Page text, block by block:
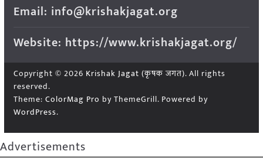
Email: info@krishakjagat.org
Website: https://www.krishakjagat.org/
Copyright © 2026 Krishak Jagat (कृषक जगत). All rights
reserved.
Theme: ColorMag Pro by ThemeGrill. Powered by
WordPress.
Advertisements